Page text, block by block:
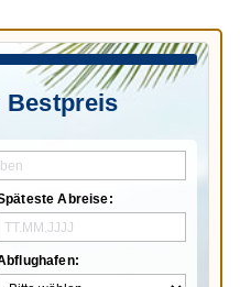
Bestpreis
Abreise: